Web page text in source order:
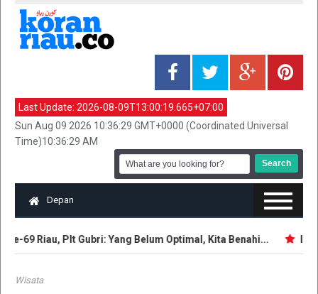
Last Update: 2026-08-09T13:00:19.665+07:00
Sun Aug 09 2026 10:36:29 GMT+0000 (Coordinated Universal
Time)10:36:29 AM
Depan
69 Riau, Plt Gubri: Yang Belum Optimal, Kita Benahi...
Wisata